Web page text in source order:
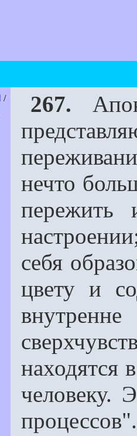
/
267.
нечто
себя
цвету и
находятся
человеку.
процессов".